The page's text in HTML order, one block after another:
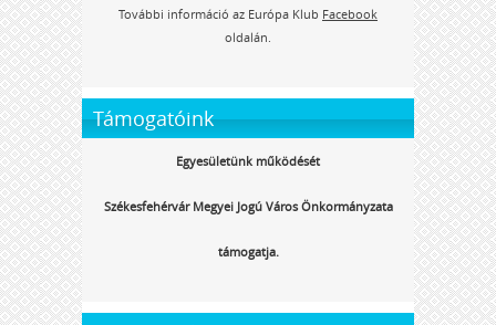
További információ az Európa Klub Facebook
oldalán.
Támogatóink
Egyesületünk működését
Székesfehérvár Megyei Jogú Város Önkormányzata
támogatja.